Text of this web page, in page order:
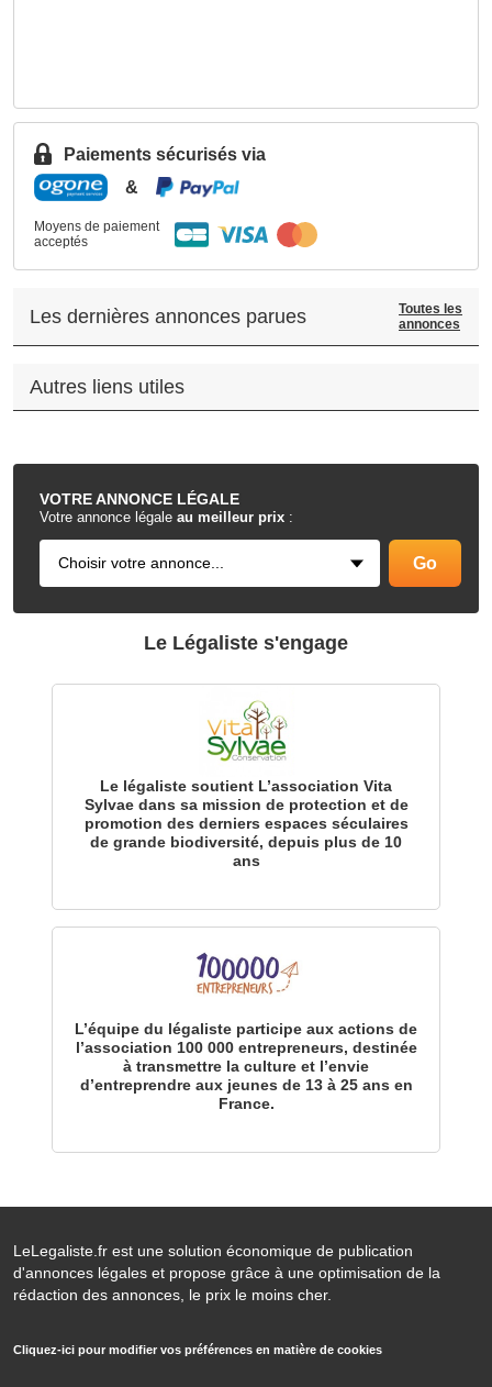
VOTREANNONCE LÉGALE
Votre annonce légale au meilleur prix :
Paiements sécurisés via
&
Moyens de paiement
acceptés
Les dernières annonces parues
Toutes les
annonces
Autres liens utiles
.
Le Légaliste s'engage
Le légaliste soutient L’association Vita
Sylvae dans sa mission de protection et de
promotion des derniers espaces séculaires
de grande biodiversité, depuis plus de 10
ans
L’équipe du légaliste participe aux actions de
l’association 100 000 entrepreneurs, destinée
à transmettre la culture et l’envie
d’entreprendre aux jeunes de 13 à 25 ans en
France.
LeLegaliste.fr est une solution économique de publication
d'annonces légales et propose grâce à une optimisation de la
rédaction des annonces, le prix le moins cher.
Cliquez-ici pour modifier vos préférences en matière de cookies